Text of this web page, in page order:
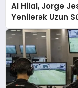
Al Hilal, Jorge
Yenilerek Uzun
Sonlandırdı